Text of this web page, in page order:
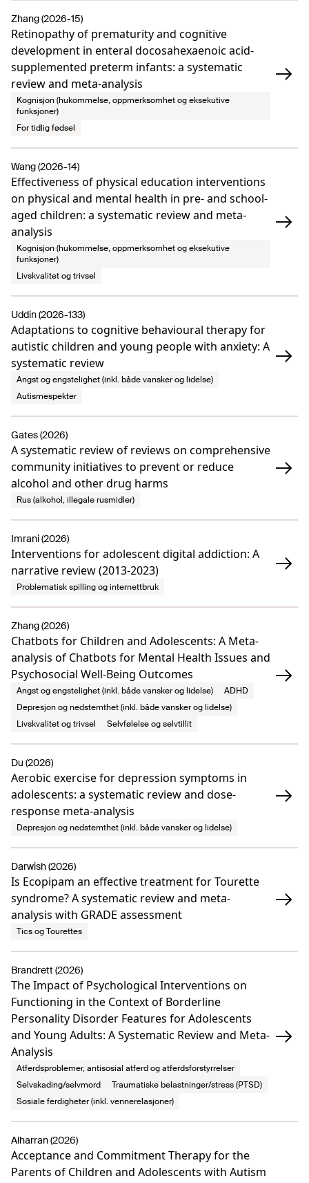
Retinopathy of prematurity and cognitive
development in enteral docosahexaenoic acid-
supplemented preterm infants: a systematic
review and meta-analysis
Zhang (2026-15)
Kognisjon (hukommelse, oppmerksomhet og eksekutive
funksjoner)
For tidlig fødsel
Effectiveness of physical education interventions
on physical and mental health in pre- and school-
aged children: a systematic review and meta-
analysis
Wang (2026-14)
Kognisjon (hukommelse, oppmerksomhet og eksekutive
funksjoner)
Livskvalitet og trivsel
Adaptations to cognitive behavioural therapy for
autistic children and young people with anxiety: A
systematic review
Uddin (2026-133)
Angst og engstelighet (inkl. både vansker og lidelse)
Autismespekter
A systematic review of reviews on comprehensive
community initiatives to prevent or reduce
alcohol and other drug harms
Gates (2026)
Rus (alkohol, illegale rusmidler)
Interventions for adolescent digital addiction: A
narrative review (2013-2023)
Imrani (2026)
Problematisk spilling og internettbruk
Chatbots for Children and Adolescents: A Meta-
analysis of Chatbots for Mental Health Issues and
Psychosocial Well-Being Outcomes
Zhang (2026)
Angst og engstelighet (inkl. både vansker og lidelse)
ADHD
Depresjon og nedstemthet (inkl. både vansker og lidelse)
Livskvalitet og trivsel
Selvfølelse og selvtillit
Aerobic exercise for depression symptoms in
adolescents: a systematic review and dose-
response meta-analysis
Du (2026)
Depresjon og nedstemthet (inkl. både vansker og lidelse)
Is Ecopipam an effective treatment for Tourette
syndrome? A systematic review and meta-
analysis with GRADE assessment
Darwish (2026)
Tics og Tourettes
The Impact of Psychological Interventions on
Functioning in the Context of Borderline
Personality Disorder Features for Adolescents
and Young Adults: A Systematic Review and Meta-
Analysis
Brandrett (2026)
Atferdsproblemer, antisosial atferd og atferdsforstyrrelser
Selvskading/selvmord
Traumatiske belastninger/stress (PTSD)
Sosiale ferdigheter (inkl. vennerelasjoner)
Acceptance and Commitment Therapy for the
Parents of Children and Adolescents with Autism
Alharran (2026)